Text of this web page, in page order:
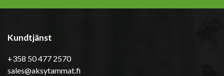
Kundtjänst
+358 50 477 2570
sales@aksytammat.fi